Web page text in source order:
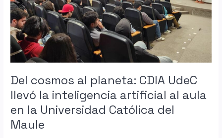
Del cosmos al planeta: CDIA UdeC
llevó la inteligencia artificial al aula
en la Universidad Católica del
Maule
UdeC
llevó
la
inteligencia
artificial
al
aula
en
Universidad
del